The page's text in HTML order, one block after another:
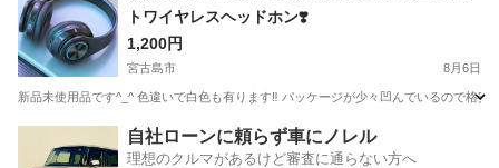
トワイヤレスヘッドホン❣️
1,200円
宮古島市 8月6日
新品未使用品です^_^ 色違いで白色も有ります‼️ パッケージが少々凹んでいるので格
オーディオ ヘッドホン
自社ローンに頼らず車にノレル
理想のクルマがあるけど審査に通らない方へ